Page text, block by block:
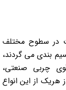
در سطوح مختلف
بندی می گردند،
چربی صنعتی،
هریک از این انواع